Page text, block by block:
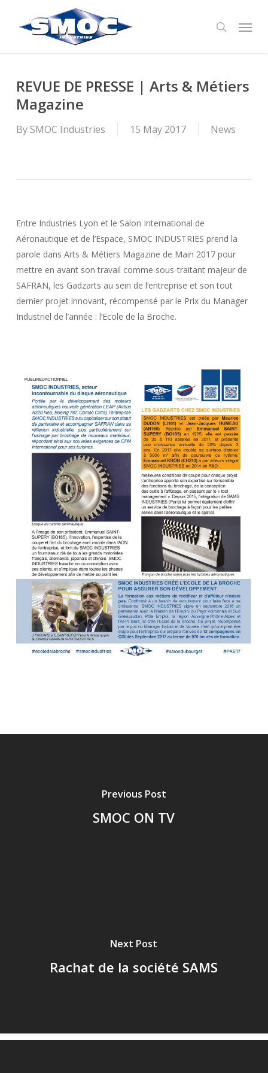
search
Menu
REVUE DE PRESSE | Arts & Métiers
Magazine
By SMOC Industries 15 May 2017 News
Entre Industries Lyon et le Salon International de
Aéronautique et de l’Espace, SMOC INDUSTRIES prend la
parole dans Arts & Métiers Magazine de Main 2017 pour
mettre en avant son travail comme sous-traitant majeur de
SAFRAN, les Gadzarts au sein de l’entreprise et son tout
dernier projet innovant, récompensé par le Prix du Manager
Industriel de l’année : l’Ecole de la Broche.
Previous Post
SMOC ON TV
Next Post
Rachat de la société SAMS